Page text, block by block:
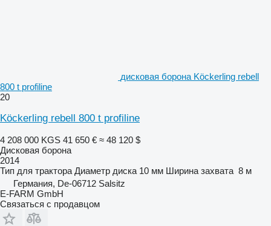
дисковая борона Köckerling rebell
800 t profiline
20
Köckerling rebell 800 t profiline
4 208 000 KGS 41 650 € ≈ 48 120 $
Дисковая борона
2014
Тип для трактора Диаметр диска 10 мм Ширина захвата 8 м
Германия, De-06712 Salsitz
E-FARM GmbH
Связаться с продавцом